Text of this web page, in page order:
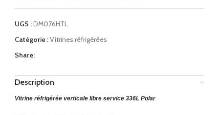
UGS :DM076HTL
Catégorie :Vitrines réfrigérées
Share:
Description
Vitrine réfrigérée verticale libre service 336L Polar